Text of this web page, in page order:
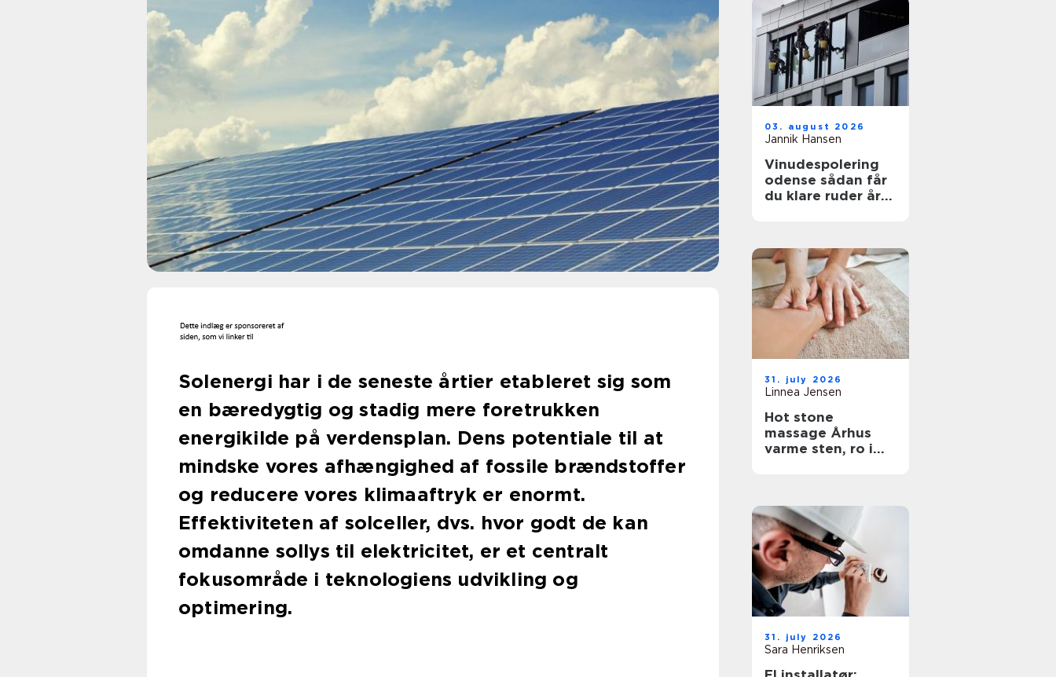
Solenergi har i de seneste årtier etableret sig som
en bæredygtig og stadig mere foretrukken
energikilde på verdensplan. Dens potentiale til at
mindske vores afhængighed af fossile brændstoffer
og reducere vores klimaaftryk er enormt.
Effektiviteten af solceller, dvs. hvor godt de kan
omdanne sollys til elektricitet, er et centralt
fokusområde i teknologiens udvikling og
optimering.
03. august 2026
Jannik Hansen
Vinudespolering
odense sådan får
du klare ruder året
31. july 2026
Linnea Jensen
Hot stone
massage Århus
varme sten, ro i
31. july 2026
Sara Henriksen